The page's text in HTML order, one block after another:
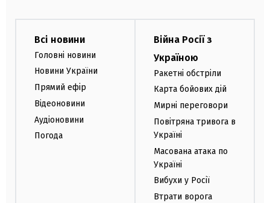
Всі новини
Головні новини
Новини України
Прямий ефір
Відеоновини
Аудіоновини
Погода
Війна Росії з
Україною
Ракетні обстріли
Карта бойових дій
Мирні переговори
Повітряна тривога в
Україні
Масована атака по
Україні
Вибухи у Росії
Втрати ворога